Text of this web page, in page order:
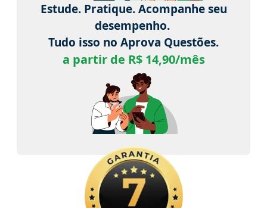
Estude. Pratique. Acompanhe seu
desempenho.
Tudo isso no Aprova Questões.
a partir de R$ 14,90/mês